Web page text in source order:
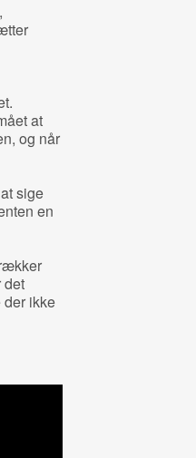
at
og når
sige
en
det
der ikke